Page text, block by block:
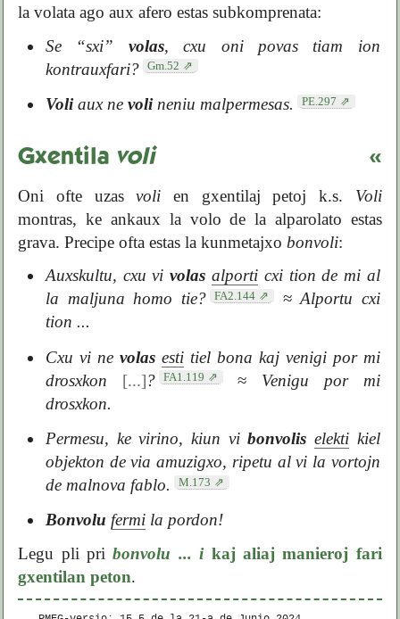
la volata ago aux afero estas subkomprenata:
Se “sxi” volas, cxu oni povas tiam ion
kontrauxfari?
Gm.52
Voliaux ne volineniu malpermesas. PE.297
Gxentila voli «
Oni ofte uzasvoli en gxentilaj petoj k.s. Voli
montras, ke ankaux la volo de la alparolato estas
grava. Precipe ofta estas la kunmetajxobonvoli:
Auxskultu, cxu vivolas alporti cxi tion de mi al
la maljuna homo tie?
FA2.144 ≈Alportu cxi
tion ...
Cxu vi ne volas estitiel bona kaj venigi por mi
drosxkon
[...]? FA1.119 ≈ Venigu por mi
drosxkon.
Permesu, ke virino, kiun vibonvolis elekti kiel
objekton de via amuzigxo, ripetu al vi la vortojn
de malnova fablo.
M.173
Bonvolu fermila pordon!
Legu pli pribonvolu ... ikaj aliaj manieroj fari
gxentilan peton.